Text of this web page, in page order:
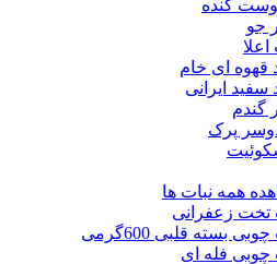
کنده
جو
قهوه ای خام
سفید ایرانی
گندم
پرک
همه نبات ها
تخت زعفرانی
بسته قلبی 600گرمی
چوبی فله ای